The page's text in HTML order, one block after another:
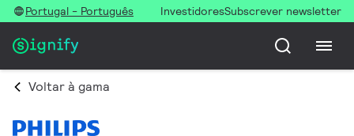
Portugal - Português InvestidoresSubscrever newsletter
Voltar à gama